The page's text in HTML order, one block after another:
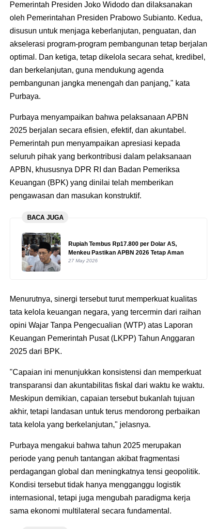
Pemerintah Presiden Joko Widodo dan dilaksanakan
oleh Pemerintahan Presiden Prabowo Subianto. Kedua,
disusun untuk menjaga keberlanjutan, penguatan, dan
akselerasi program-program pembangunan tetap berjalan
optimal. Dan ketiga, tetap dikelola secara sehat, kredibel,
dan berkelanjutan, guna mendukung agenda
pembangunan jangka menengah dan panjang," kata
Purbaya.
‎Purbaya menyampaikan bahwa pelaksanaan APBN
2025 berjalan secara efisien, efektif, dan akuntabel.
Pemerintah pun menyampaikan apresiasi kepada
seluruh pihak yang berkontribusi dalam pelaksanaan
APBN, khususnya DPR RI dan Badan Pemeriksa
Keuangan (BPK) yang dinilai telah memberikan
pengawasan dan masukan konstruktif.
BACA JUGA
Rupiah Tembus Rp17.800 per Dolar AS,
Menkeu Pastikan APBN 2026 Tetap Aman
27 May 2026
‎Menurutnya, sinergi tersebut turut memperkuat kualitas
tata kelola keuangan negara, yang tercermin dari raihan
opini Wajar Tanpa Pengecualian (WTP) atas Laporan
Keuangan Pemerintah Pusat (LKPP) Tahun Anggaran
2025 dari BPK.
‎"Capaian ini menunjukkan konsistensi dan memperkuat
transparansi dan akuntabilitas fiskal dari waktu ke waktu.
Meskipun demikian, capaian tersebut bukanlah tujuan
akhir, tetapi landasan untuk terus mendorong perbaikan
tata kelola yang berkelanjutan," jelasnya.
‎Purbaya mengakui bahwa tahun 2025 merupakan
periode yang penuh tantangan akibat fragmentasi
perdagangan global dan meningkatnya tensi geopolitik.
Kondisi tersebut tidak hanya mengganggu logistik
internasional, tetapi juga mengubah paradigma kerja
sama ekonomi multilateral secara fundamental.